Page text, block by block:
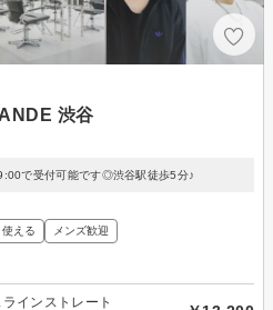
渋谷
で受付可能です◎渋谷駅徒歩5分♪
える メンズ歓迎
インストレート